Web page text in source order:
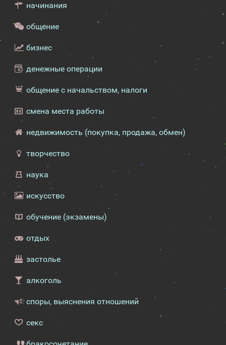
начинания
общение
бизнес
денежные операции
общение с начальством, налоги
смена места работы
недвижимость (покупка, продажа, обмен)
творчество
наука
искусство
обучение (экзамены)
отдых
застолье
алкоголь
споры, выяснения отношений
секс